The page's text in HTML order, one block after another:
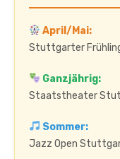
April/Mai:
Stuttgarter
Ganzjährig:
Staatstheater
Sommer:
Jazz Open